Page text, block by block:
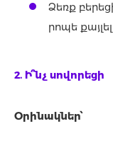
Ձեռք
րոպե
2. Ի՞նչ սովորեցի
Օրինակներ՝